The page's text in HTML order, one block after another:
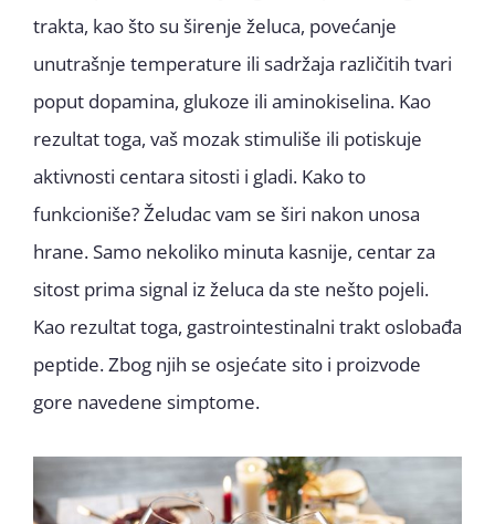
trakta, kao što su širenje želuca, povećanje
unutrašnje temperature ili sadržaja različitih tvari
poput dopamina, glukoze ili aminokiselina. Kao
rezultat toga, vaš mozak stimuliše ili potiskuje
aktivnosti centara sitosti i gladi. Kako to
funkcioniše? Želudac vam se širi nakon unosa
hrane. Samo nekoliko minuta kasnije, centar za
sitost prima signal iz želuca da ste nešto pojeli.
Kao rezultat toga, gastrointestinalni trakt oslobađa
peptide. Zbog njih se osjećate sito i proizvode
gore navedene simptome.